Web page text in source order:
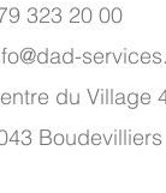
323 20 00
du Village
Boudevilliers